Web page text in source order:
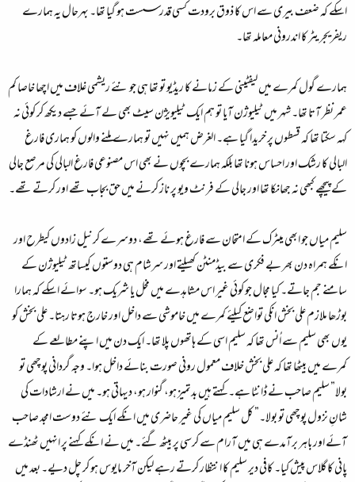
اسکے کہ ضعف بیری سے اس کا ذوق برودت کسی قدر سست ہو گیا تھا۔ بہرحال یہ ہمارے
ریفریجریٹر کا اندرونی معاملہ تھا۔
ہمارے گول کمرے میں لیفٹینی کے زمانے کا ریڈیو تو تھا ہی جو نئے ریشمی غلاف میں اچھا خاصا کم
عمر نظر آتا تھا۔ شہر میں ٹیلیوژن آیا تو ہم ایک ٹیلیویژن سیٹ بھی لے آئے جسے دیکھ کر کوئی نہ
کہہ سکتا تھا کہ قسطوں پر خریدا گیا ہے۔ الغرض ہمیں نہیں تو ہمارے ملنے والوں کو ہماری فارغ
البالی کا رشک اور احساس ہونا تھا بلکہ ہمارے بچوں نے بھی اس مصنوعی فارغ البالی کی مرصع جالی
کے پیچھے کبھی نہ جھانکا تھا اور جالی کے فرنٹ ویو پر ناز کرنے میں حق بجاب تھے اور کرتے تھے۔
سلیم میاں جو ابھی میٹرک کے امتحان سے فارغ ہوئے تھے، دوسرے کرنیل زادوں کیطرح اور
انکے ہمراہ دن بھر بے فکری سے بیڈمنٹن کھیلتے اور سرشام ہی دوستوں کیساتھ ٹیلیوژن کے
سامنے جم جاتے۔ کیا مجال جو کوئی غیر اس مشاہدے میں مخل یا شریک ہو۔ سوائے اسکے کہ ہمارا
بوڑھا ملازم علی بخش انکی تواضع کیلئے کمرے میں خاموشی سے داخل اور خارج ہوتا رہتا۔ علی بخش کو
یوں بھی سلیم سے اُنس تھا کہ سلیم اسی کے ہاتھوں پلا تھا۔ ایک دن میں اپنے مطالعے کے
کمرے میں بیٹھا تھا کہ علی بخش خلاف معمول رونی صورت بنائے داخل ہوا۔ وجہ گردانی پوچھی تو
بولا” سلیم صاحب نے ڈانٹا ہے۔ کہتے ہیں بدتمیز ہو، گنوار ہو، دیہاتی ہو۔ میں نے ارشادات کی
شانِ نزول پوچھی تو بولا۔” کل سلیم میاں کی غیر حاضری میں انکے ایک نئے دوست امجد صاحب
آئے اور باہر برآمدے ہی میں آرام سے کرسی پر بیٹھ گئے۔ میں نے انکے کہنے پر انہیں ٹھنڈے
پانی کا گلاس پیش کیا۔ کافی دیر سلیم کا انتظار کرتے رہے لیکن آخر مایوس ہو کر چل دیے۔ بعد میں